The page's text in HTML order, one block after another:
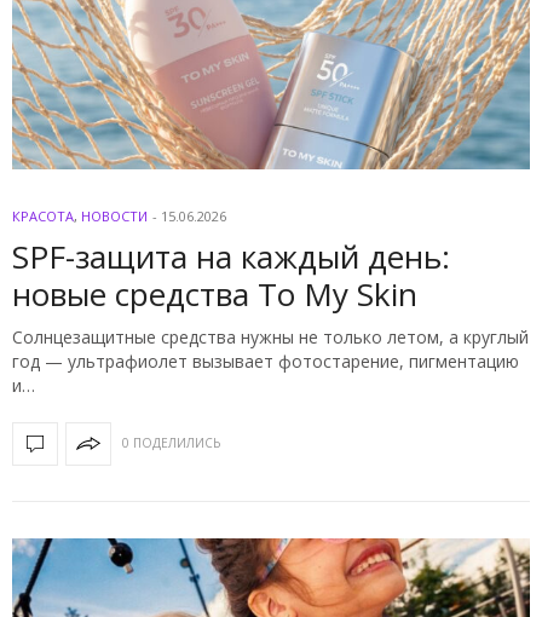
КРАСОТА, НОВОСТИ - 15.06.2026
SPF-защита на каждый день:
новые средства To My Skin
Солнцезащитные средства нужны не только летом, а круглый
год — ультрафиолет вызывает фотостарение, пигментацию
и…
0 ПОДЕЛИЛИСЬ